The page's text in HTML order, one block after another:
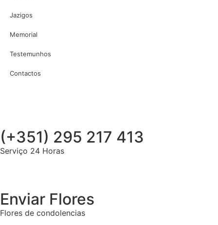
Jazigos
Memorial
Testemunhos
Contactos
(+351) 295 217 413
Serviço 24 Horas
Enviar Flores
Flores de condolencias